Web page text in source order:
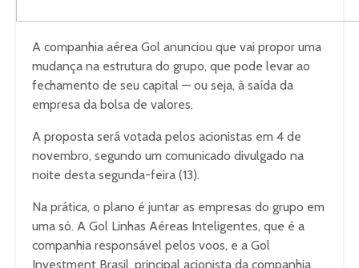
A companhia aérea Gol anunciou que vai propor uma
mudança na estrutura do grupo, que pode levar ao
fechamento de seu capital — ou seja, à saída da
empresa da bolsa de valores.
A proposta será votada pelos acionistas em 4 de
novembro, segundo um comunicado divulgado na
noite desta segunda-feira (13).
Na prática, o plano é juntar as empresas do grupo em
uma só. A Gol Linhas Aéreas Inteligentes, que é a
companhia responsável pelos voos, e a Gol
Investment Brasil, principal acionista da companhia